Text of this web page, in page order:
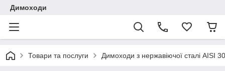
Димоходи
Товари та послуги Димоходи з нержавіючої сталі